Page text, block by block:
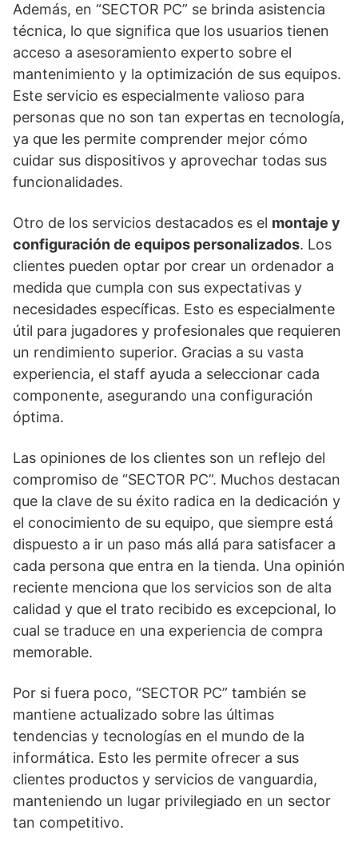
Además, en “SECTOR PC” se brinda asistencia
técnica, lo que significa que los usuarios tienen
acceso a asesoramiento experto sobre el
mantenimiento y la optimización de sus equipos.
Este servicio es especialmente valioso para
personas que no son tan expertas en tecnología,
ya que les permite comprender mejor cómo
cuidar sus dispositivos y aprovechar todas sus
funcionalidades.
Otro de los servicios destacados es el montaje y
configuración de equipos personalizados. Los
clientes pueden optar por crear un ordenador a
medida que cumpla con sus expectativas y
necesidades específicas. Esto es especialmente
útil para jugadores y profesionales que requieren
un rendimiento superior. Gracias a su vasta
experiencia, el staff ayuda a seleccionar cada
componente, asegurando una configuración
óptima.
Las opiniones de los clientes son un reflejo del
compromiso de “SECTOR PC”. Muchos destacan
que la clave de su éxito radica en la dedicación y
el conocimiento de su equipo, que siempre está
dispuesto a ir un paso más allá para satisfacer a
cada persona que entra en la tienda. Una opinión
reciente menciona que los servicios son de alta
calidad y que el trato recibido es excepcional, lo
cual se traduce en una experiencia de compra
memorable.
Por si fuera poco, “SECTOR PC” también se
mantiene actualizado sobre las últimas
tendencias y tecnologías en el mundo de la
informática. Esto les permite ofrecer a sus
clientes productos y servicios de vanguardia,
manteniendo un lugar privilegiado en un sector
tan competitivo.